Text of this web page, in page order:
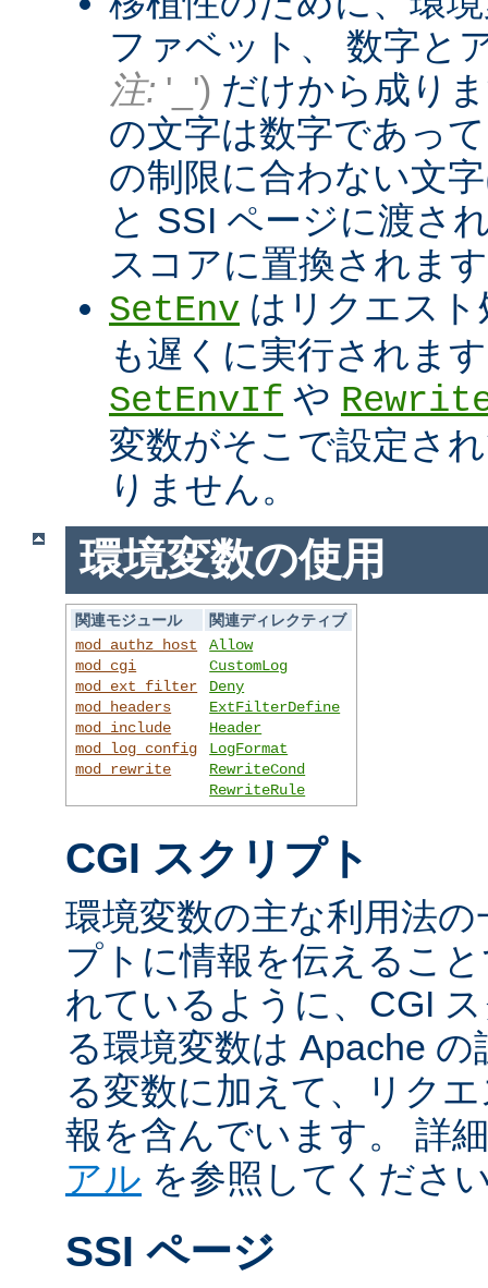
ファベット、 数字と
注: '_') だけから成り
の文字は数字であっ
の制限に合わない文
と SSI ページに渡さ
スコアに置換されま
SetEnv はリクエス
も遅くに実行されま
SetEnvIf や
変数がそこで設定さ
りません。
環境変数の使用
関連モジュール
関連ディレクティブ
mod_authz_host
mod_cgi
mod_ext_filter
mod_headers
mod_include
mod_log_config
mod_rewrite
Allow
CustomLog
Deny
ExtFilterDefine
Header
LogFormat
RewriteCond
RewriteRule
CGI スクリプト
環境変数の主な利用法
プトに情報を伝えるこ
れているように、CGI
る環境変数は Apache
る変数に加えて、リク
報を含んでいます。 詳
アル を参照してくださ
SSI ページ